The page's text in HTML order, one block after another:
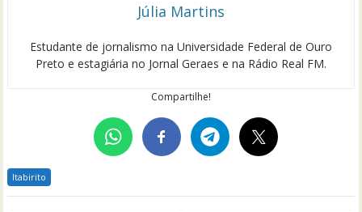
Júlia Martins
Estudante de jornalismo na Universidade Federal de Ouro
Preto e estagiária no Jornal Geraes e na Rádio Real FM.
Compartilhe!
Itabirito